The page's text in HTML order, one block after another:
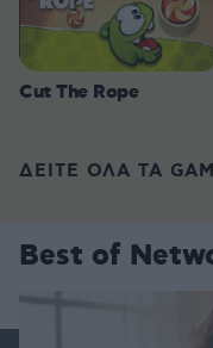
Cut The Rope
ΔΕΙΤΕ ΟΛΑ ΤΑ
Best of